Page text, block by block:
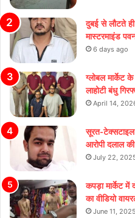
दुबई से लौटते
मास्टरमाइंड
6 days ago
ग्लोबल मार्केट
लाहोटी बंधु
April 14,
सूरत-टेक्सटाइल
आरोपी दलाल
July 22,
कपड़ा मार्केट में
का वीडियो
June 11, 2025